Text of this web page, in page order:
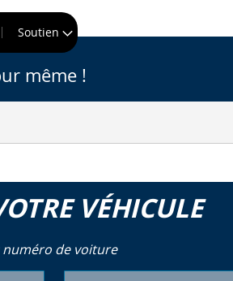
Soutien
même !
VÉHICULE
numéro de voiture